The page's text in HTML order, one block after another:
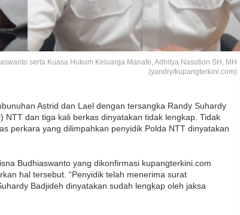
serta Kuasa Hukum Keluarga Manafe, Adhitya Nasution SH, MH
(yandry/kupangterkini.com)
Astrid dan Lael dengan tersangka Randy Suhardy
NTT dan tiga kali berkas dinyatakan tidak lengkap. Tidak
perkara yang dilimpahkan penyidik Polda NTT dinyatakan
Budhiaswanto yang dikonfirmasi kupangterkini.com
hal tersebut. “Penyidik telah menerima surat
Badjideh dinyatakan sudah lengkap oleh jaksa